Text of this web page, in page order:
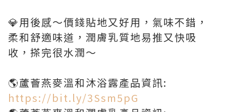
💎用後感～價錢貼地又好用，氣味不錯，
柔和舒適味道，潤膚乳質地易推又快吸
收，搽完很水潤～
🌎蘆薈燕麥溫和沐浴露產品資訊:
https://bit.ly/3Ssm5pG